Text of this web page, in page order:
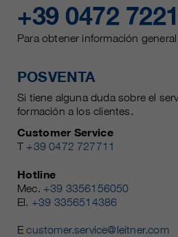
+39 0472
Para obtener información general
POSVENTA
Si tiene alguna duda sobre el
formación a los clientes.
Customer Service
T +39 0472 727711
Hotline
Mec. +39 3356156050
El. +39 3356514386
Ecustomer.service@leitner.com